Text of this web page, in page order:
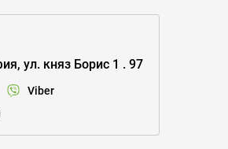
ул. княз Борис 1 . 97
Viber